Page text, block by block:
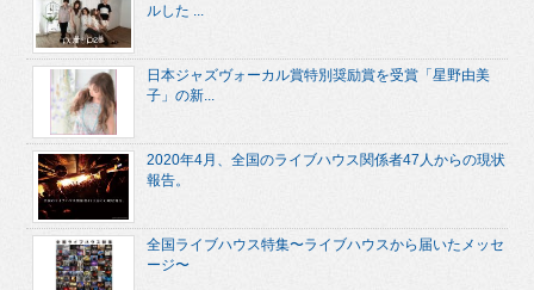
ルした ...
日本ジャズヴォーカル賞特別奨励賞を受賞「星野由美
子」の新...
2020年4月、全国のライブハウス関係者47人からの現状
報告。
全国ライブハウス特集〜ライブハウスから届いたメッセ
ージ〜